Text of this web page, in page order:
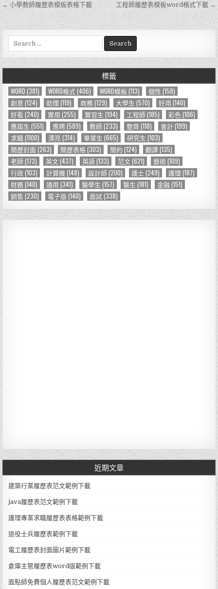
文
章
導
覽
← 小學教師履歷表模板表格下載 工程師履歷表模板word格式下載 →
e
a
r
h
f
o
r
標籤
WORD (381) WORD格式(406) WORD模板(113) 個性 (158)
創意 (124) 助理 (119) 商務(129) 大學生 (570) 好用 (140)
好看 (240) 實用 (255) 實習生 (194) 工程師(185) 彩色 (106)
應屆生 (551) 應聘(589) 教師(233) 整齊(118) 會計(199)
求職(1100) 漂亮 (314) 畢業生 (665) 研究生 (103)
簡歷封面(263) 簡歷表格(303) 簡約 (124) 翻譯(135)
老師(173) 英文(437) 英語(133) 范文(621) 藝術(109)
行政(103) 計算機 (148) 設計師(200) 護士(249) 護理 (187)
財務(140) 通用 (341) 醫學生 (157) 醫生 (181) 金融 (151)
銷售 (230) 電子版 (140) 面試(338)
近期文章
建築行業履歷表范文範例下載
java履歷表范文範例下載
護理專業求職履歷表表格範例下載
退役士兵履歷表範例下載
電工履歷表封面圖片範例下載
倉庫主管履歷表word版範例下載
面點師免費個人履歷表范文範例下載